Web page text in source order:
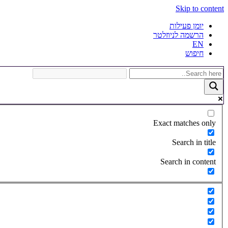
Skip to content
יומן פעילות
הרשמה לניוזלטר
EN
חיפוש
Exact matches only
Search in title
Search in content